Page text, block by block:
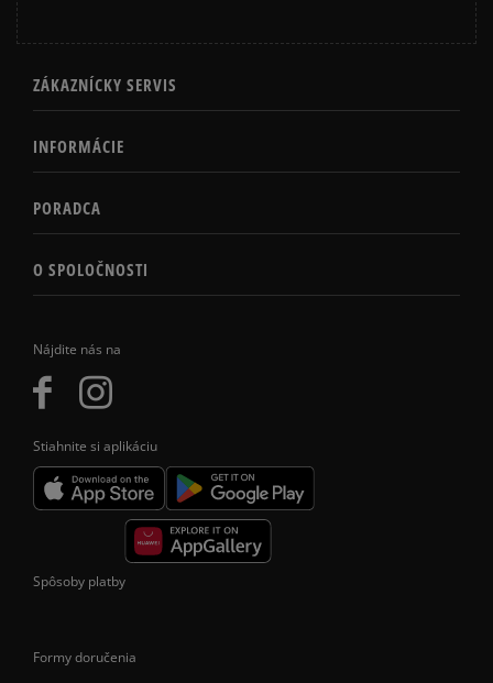
Nájdite nás na
Stiahnite si aplikáciu
ZÁKAZNÍCKY SERVIS
INFORMÁCIE
PORADCA
O SPOLOČNOSTI
Spôsoby platby
Formy doručenia